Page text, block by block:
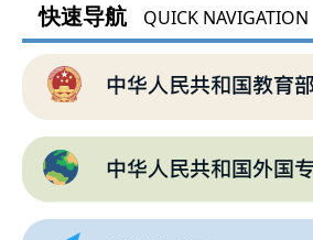
快速导航 QUICK NAVIGATION